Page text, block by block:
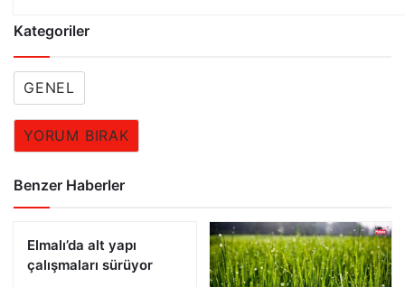
Kategoriler
GENEL
YORUM BIRAK
Benzer Haberler
Elmalı’da alt yapı
çalışmaları sürüyor